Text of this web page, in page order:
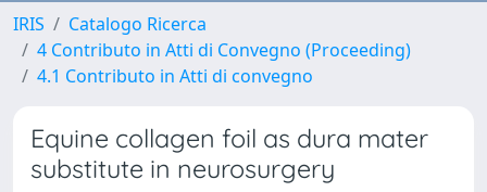
IRIS
Catalogo Ricerca
4 Contributo in Atti di Convegno (Proceeding)
4.1 Contributo in Atti di convegno
Equine collagen foil as dura mater
substitute in neurosurgery